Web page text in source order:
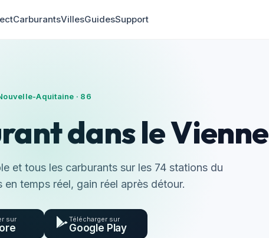
CarburantsVillesGuidesSupport
Aquitaine · 86
dans le Vienne
et tous les carburants sur les 74 stations du
temps réel, gain réel après détour.
sur Télécharger sur
Google Play